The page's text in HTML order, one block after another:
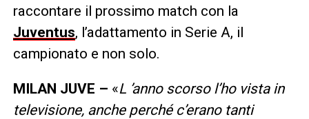
raccontare il prossimo match con la
Juventus, l’adattamento in Serie A, il
campionato e non solo.
MILAN JUVE – «L ’anno scorso l’ho vista in
televisione, anche perché c’erano tanti